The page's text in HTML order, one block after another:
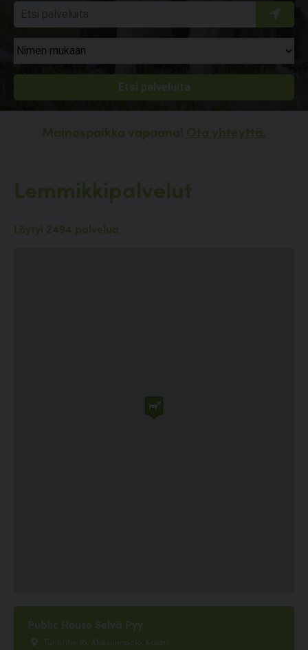
Mainospaikka vapaana! Ota yhteyttä.
Lemmikkipalvelut
Löytyi 2494 palvelua
Public House Selvä Pyy
Tuntiritie 16, Äkäslompolo, Kolari